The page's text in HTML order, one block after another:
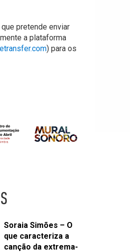
pretende enviar
a plataforma
) para os
Soraia Simões – O
que caracteriza a
canção da extrema-